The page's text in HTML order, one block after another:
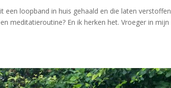
een loopband in huis gehaald en die laten verstoffen
meditatieroutine? En ik herken het. Vroeger in mijn